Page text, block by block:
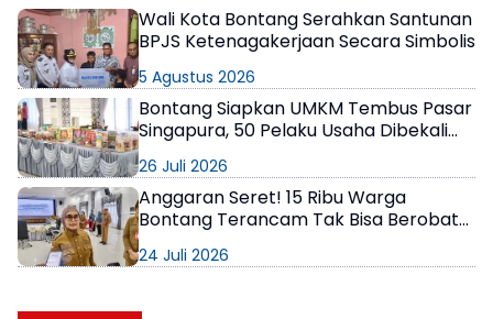
Wali Kota Bontang Serahkan Santunan
BPJS Ketenagakerjaan Secara Simbolis
5 Agustus 2026
Bontang Siapkan UMKM Tembus Pasar
Singapura, 50 Pelaku Usaha Dibekali
26 Juli 2026
Anggaran Seret! 15 Ribu Warga
Bontang Terancam Tak Bisa Berobat
Perusahaan
24 Juli 2026